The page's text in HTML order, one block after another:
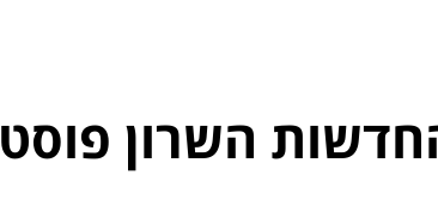
השרון פוסט